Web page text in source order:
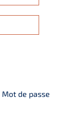
Mot de passe